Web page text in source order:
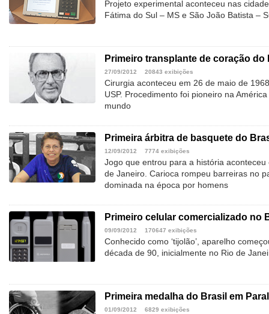
Projeto experimental aconteceu nas
Fátima do Sul – MS e São João Batista –
Primeiro transplante de coração do
27/09/2012 20843 exibições
Cirurgia aconteceu em 26 de maio de
USP. Procedimento foi pioneiro na
mundo
Primeira árbitra de basquete do
12/09/2012 7774 exibições
Jogo que entrou para a história
de Janeiro. Carioca rompeu barreiras no
dominada na época por homens
Primeiro celular comercializado no
09/09/2012 170647 exibições
Conhecido como ‘tijolão’, aparelho
década de 90, inicialmente no Rio de
Primeira medalha do Brasil em
01/09/2012 6829 exibições